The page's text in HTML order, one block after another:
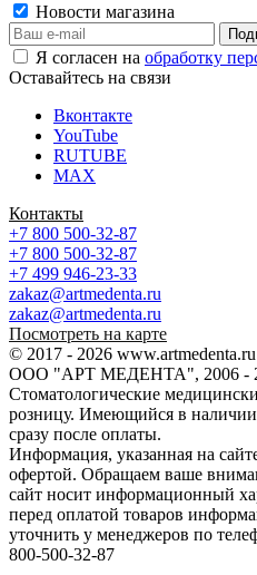
Новости магазина
Я согласен на обработку
Оставайтесь на связи
Вконтакте
YouTube
RUTUBE
MAX
Контакты
+7 800 500-32-87
+7 800 500-32-87
+7 499 946-23-33
zakaz@artmedenta.ru
zakaz@artmedenta.ru
Посмотреть на карте
© 2017 - 2026 www.artmedenta.ru
ООО "АРТ МЕДЕНТА", 2006 -
Стоматологические
розницу. Имеющийся в
сразу после оплаты.
Информация, указанная на
офертой. Обращаем ваше
сайт носит информационный
перед оплатой товаров
уточнить у менеджеров по
800-500-32-87